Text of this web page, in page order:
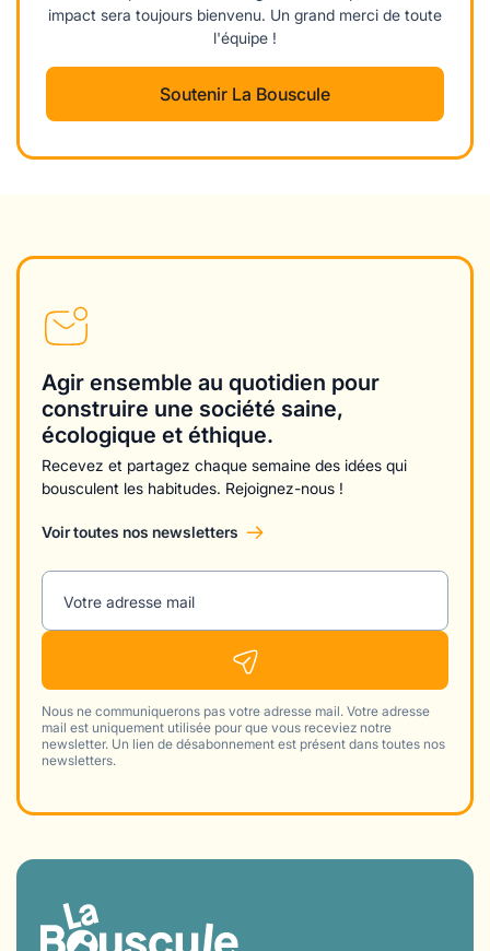
impact sera toujours bienvenu. Un grand merci de toute
l'équipe !
Soutenir La Bouscule
Agir ensemble au quotidien pour
construire une société saine,
écologique et éthique.
Recevez et partagez chaque semaine des idées qui
bousculent les habitudes. Rejoignez-nous !
Voir toutes nos newsletters
Votre adresse mail
Nous ne communiquerons pas votre adresse mail. Votre adresse
mail est uniquement utilisée pour que vous receviez notre
newsletter. Un lien de désabonnement est présent dans toutes nos
newsletters.